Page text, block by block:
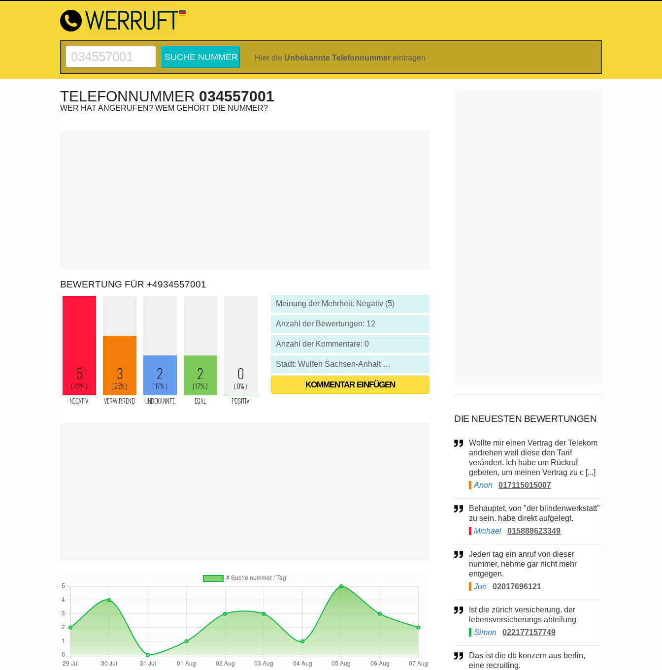
Hier die Unbekannte Telefonnummer eintragen
TELEFONNUMMER 034557001
WER HAT ANGERUFEN? WEM GEHÖRT DIE NUMMER?
BEWERTUNG FÜR +4934557001
Meinung der Mehrheit: Negativ (5)
Anzahl der Bewertungen: 12
Anzahl der Kommentare: 0
Stadt: Wulfen Sachsen-Anhalt - Deutschland
KOMMENTAR EINFÜGEN
DIE NEUESTEN BEWERTUNGEN
Wollte mir einen Vertrag der Telekom
andrehen weil diese den Tarif
verändert. Ich habe um Rückruf
gebeten, um meinen Vertrag zu c [...]
Anon
017115015007
Behauptet, von "der blindenwerkstatt"
zu sein. habe direkt aufgelegt.
Michael
015888623349
Jeden tag ein anruf von dieser
nummer, nehme gar nicht mehr
entgegen.
Joe
02017696121
lebensversicherungs abteilung
Simon
022177157749
Das ist die db konzern aus berlin,
eine recruiting.